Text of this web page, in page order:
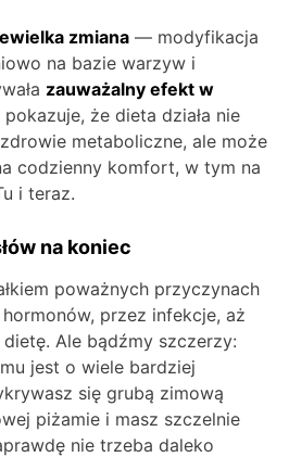
zmiana — modyfikacja
na bazie warzyw i
zauważalny efekt w
pokazuje, że dieta działa nie
metaboliczne, ale może
codzienny komfort, w tym na
i teraz.
na koniec
poważnych przyczynach
przez infekcje, aż
Ale bądźmy szczerzy:
jest o wiele bardziej
się grubą zimową
piżamie i masz szczelnie
nie trzeba daleko